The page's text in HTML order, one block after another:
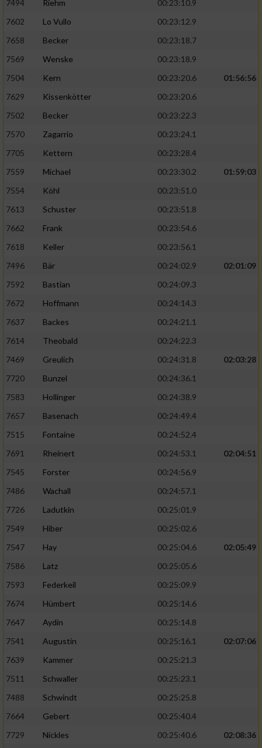
7494 Riehm
00:23:10.9
7602
Lo Vullo
00:23:12.9
7658
Becker
00:23:18.7
7569
Wenske
00:23:18.9
7504
Kern 00:23:20.6
01:56:56
7629
Kissenkötter
00:23:20.6
7502
Becker
00:23:22.3
7570
Zagarrio
00:23:24.1
7705
Kettern
00:23:28.4
7559
Michael 00:23:30.2
01:59:03
7554
Köhl
00:23:51.0
7613
Schuster
00:23:51.8
7662
Frank
00:23:54.6
7618
Keller
00:23:56.1
7496
Bär 00:24:02.9
02:01:09
7592
Bastian
00:24:09.3
7672
Hoffmann
00:24:14.3
7637
Backes
00:24:21.1
7614
Theobald
00:24:22.3
7469
Greulich 00:24:31.8
02:03:28
7720
Bunzel
00:24:36.1
7583
Hollinger
00:24:38.9
7657
Basenach
00:24:49.4
7515
Fontaine
00:24:52.4
7691
Rheinert 00:24:53.1
02:04:51
7545
Forster
00:24:56.9
7486
Wachall
00:24:57.1
7726
Ladutkin
00:25:01.9
7549
Hiber
00:25:02.6
7547
Hay 00:25:04.6
02:05:49
7586
Latz
00:25:05.6
7593
Federkeil
00:25:09.9
7674
Hümbert
00:25:14.6
7647
Aydin
00:25:14.8
7541
Augustin 00:25:16.1
02:07:06
7639
Kammer
00:25:21.3
7511
Schwaller
00:25:23.1
7488
Schwindt
00:25:25.8
7664
Gebert
00:25:40.4
7729
Nickles 00:25:40.6
02:08:36